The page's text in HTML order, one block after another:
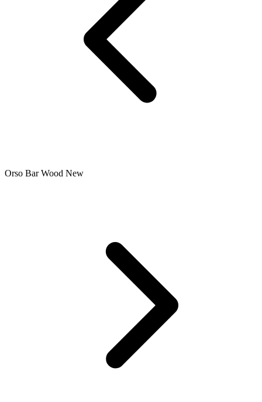
Orso Bar Wood New